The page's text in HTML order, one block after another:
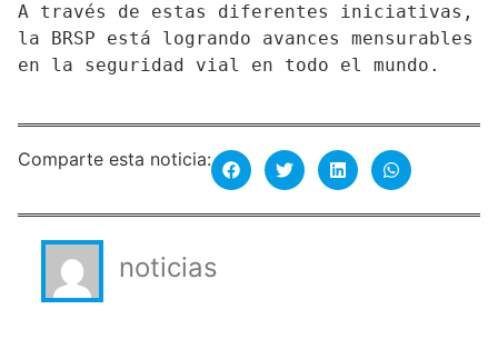
A través de estas diferentes iniciativas,
la BRSP está logrando avances mensurables
en la seguridad vial en todo el mundo.
Comparte esta noticia:
noticias